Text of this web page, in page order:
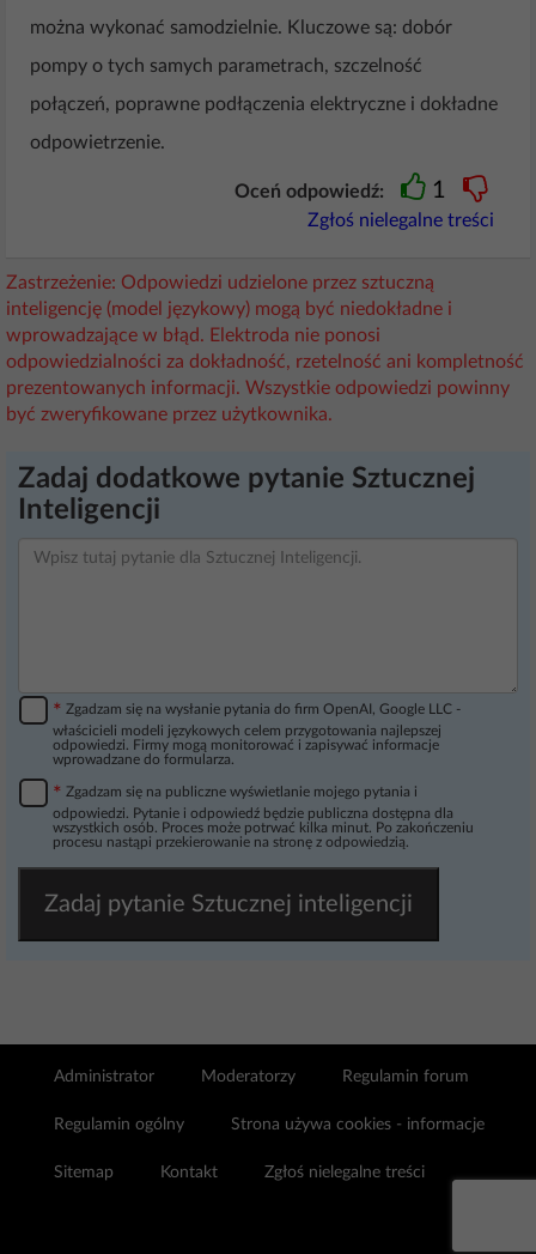
można wykonać samodzielnie. Kluczowe są: dobór
pompy o tych samych parametrach, szczelność
połączeń, poprawne podłączenia elektryczne i dokładne
odpowietrzenie.
Oceń odpowiedź: 1
Zgłoś nielegalne treści
Zastrzeżenie: Odpowiedzi udzielone przez sztuczną
inteligencję (model językowy) mogą być niedokładne i
wprowadzające w błąd. Elektroda nie ponosi
odpowiedzialności za dokładność, rzetelność ani kompletność
prezentowanych informacji. Wszystkie odpowiedzi powinny
być zweryfikowane przez użytkownika.
Zadaj dodatkowe pytanie Sztucznej
Inteligencji
* Zgadzam się na wysłanie pytania do firm OpenAI, Google LLC -
właścicieli modeli językowych celem przygotowania najlepszej
odpowiedzi. Firmy mogą monitorować i zapisywać informacje
wprowadzane do formularza.
* Zgadzam się na publiczne wyświetlanie mojego pytania i
odpowiedzi. Pytanie i odpowiedź będzie publiczna dostępna dla
wszystkich osób. Proces może potrwać kilka minut. Po zakończeniu
procesu nastąpi przekierowanie na stronę z odpowiedzią.
Zadaj pytanie Sztucznej inteligencji
Administrator Moderatorzy Regulamin forum
Regulamin ogólny Strona używa cookies - informacje
Sitemap Kontakt Zgłoś nielegalne treści